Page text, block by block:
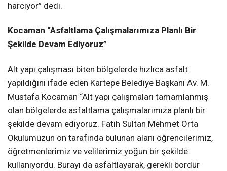
harcıyor” dedi.
Kocaman “Asfaltlama Çalışmalarımıza Planlı Bir
Şekilde Devam Ediyoruz”
Alt yapı çalışması biten bölgelerde hızlıca asfalt
yapıldığını ifade eden Kartepe Belediye Başkanı Av. M.
Mustafa Kocaman “Alt yapı çalışmaları tamamlanmış
olan bölgelerde asfaltlama çalışmalarımıza planlı bir
şekilde devam ediyoruz. Fatih Sultan Mehmet Orta
Okulumuzun ön tarafında bulunan alanı öğrencilerimiz,
öğretmenlerimiz ve velilerimiz yoğun bir şekilde
kullanıyordu. Burayı da asfaltlayarak, gerekli bordür